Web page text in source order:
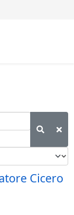
Cicero